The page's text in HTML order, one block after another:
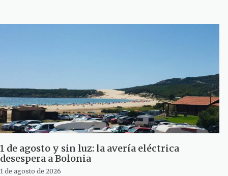
1 de agosto y sin luz: la avería eléctrica
desespera a Bolonia
1 de agosto de 2026